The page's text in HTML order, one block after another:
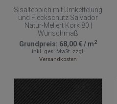
Sisalteppich mit Umkettelung
und Fleckschutz Salvador
Natur-Meliert Kork 80 |
Wunschmaß
Grundpreis: 68,00 €/ m2
inkl. ges. MwSt. zzgl.
Versandkosten